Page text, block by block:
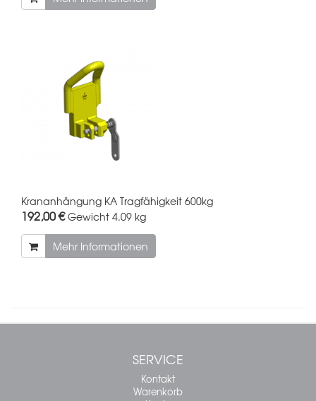
Krananhängung KA Tragfähigkeit 600kg
192,00 €Gewicht 4.09 kg
Mehr Informationen
SERVICE
Kontakt
Warenkorb